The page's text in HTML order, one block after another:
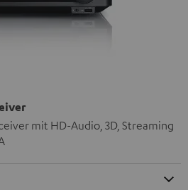
mit HD-Audio, 3D, Streaming